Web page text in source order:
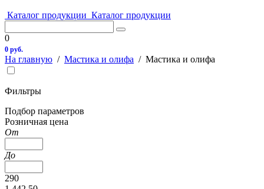
Каталог продукции Каталог продукции
0
0 руб.
На главную / Мастика и олифа / Мастика и олифа
Фильтры
Подбор параметров
Розничная цена
От
До
290